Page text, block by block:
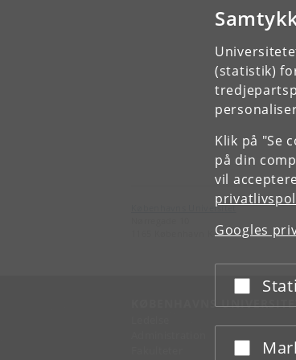
(statistik)
Klik på "Se
på din
vil
Googles
Københavns Universitet
KØBENHAVNS